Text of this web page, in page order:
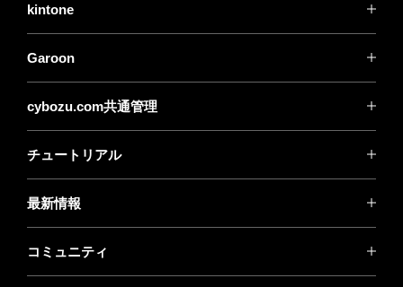
kintone
Garoon
cybozu.com共通管理
チュートリアル
最新情報
コミュニティ